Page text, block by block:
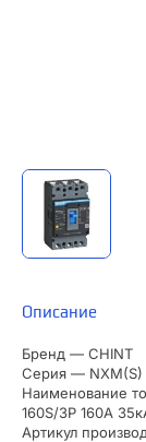
Описание
Бренд — CHINT
Серия — NXM(S)
Наименование
160S/3Р 160A
Артикул